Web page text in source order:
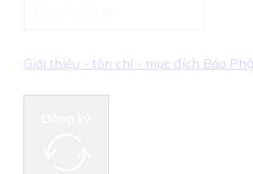
Giới thiệu - tôn chỉ - mục đích Báo